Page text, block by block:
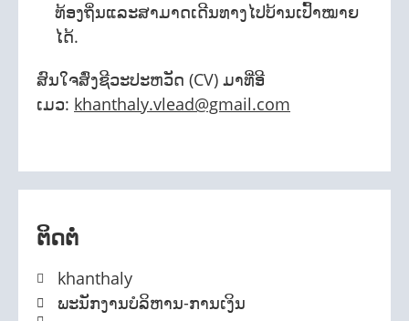
ທ້ອງຖິ່ນແລະສາມາດເດີນທາງໄປບ້ານເປົ້າໝາຍ
ໄດ້.
ສົນໃຈສົ່ງຊີວະປະຫວັດ (CV) ມາທີ່ອີ
ເມວ: khanthaly.vlead@gmail.com
ຕິດຕໍ່
khanthaly
ພະນັກງານບໍລິຫານ-ການເງິນ